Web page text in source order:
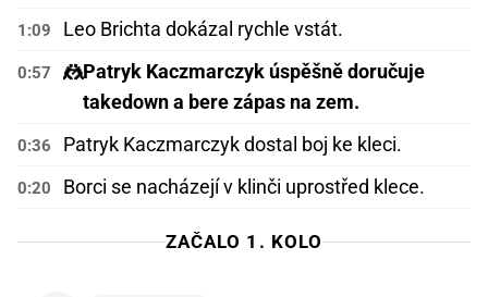
1:09 Leo Brichta dokázal rychle vstát.
0:57 🤼Patryk Kaczmarczyk úspěšně doručuje
takedown a bere zápas na zem.
0:36 Patryk Kaczmarczyk dostal boj ke kleci.
0:20 Borci se nacházejí v klinči uprostřed klece.
ZAČALO 1. KOLO